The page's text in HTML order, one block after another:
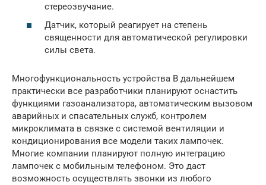
стереозвучание.
Датчик, который реагирует на степень
священности для автоматической регулировки
силы света.
Многофункциональность устройства В дальнейшем
практически все разработчики планируют оснастить
функциями газоанализатора, автоматическим вызовом
аварийных и спасательных служб, контролем
микроклимата в связке с системой вентиляции и
кондиционирования все модели таких лампочек.
Многие компании планируют полную интеграцию
лампочек с мобильным телефоном. Это даст
возможность осуществлять звонки из любого